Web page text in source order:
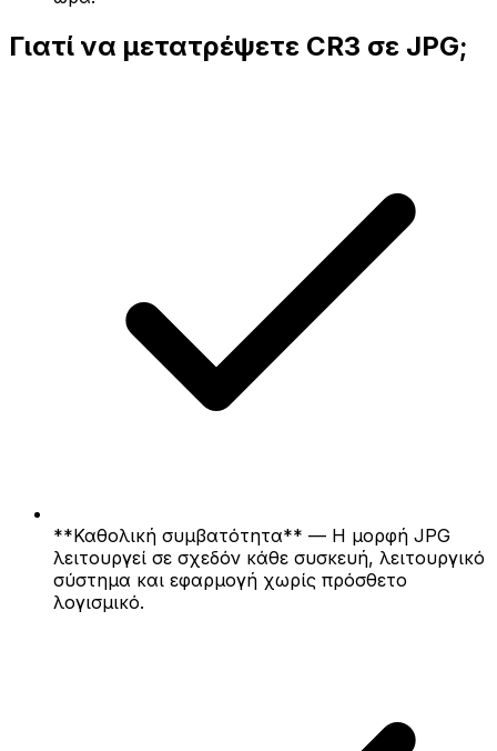
Γιατί να μετατρέψετε CR3 σε JPG;
**Καθολική συμβατότητα** — Η μορφή JPG
λειτουργεί σε σχεδόν κάθε συσκευή, λειτουργικό
σύστημα και εφαρμογή χωρίς πρόσθετο
λογισμικό.